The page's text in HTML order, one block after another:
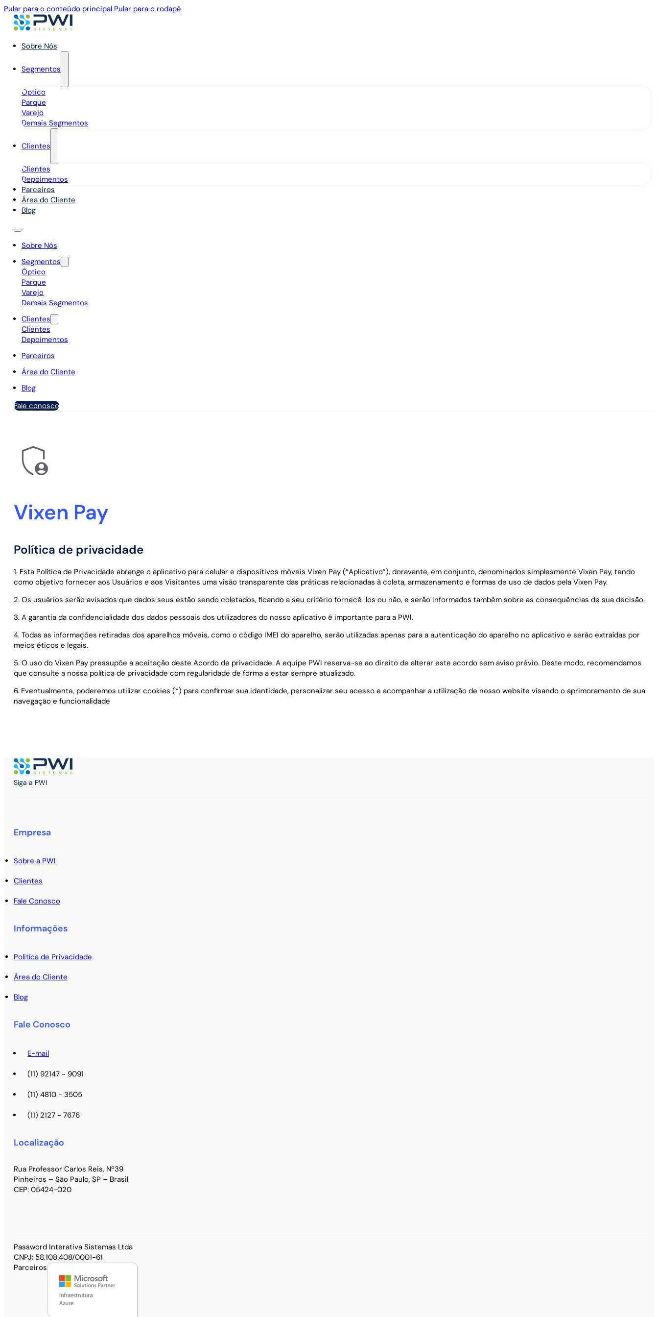
Pular para o conteúdo principal Pular para o rodapé
Sobre Nós
Segmentos
Óptico
Parque
Varejo
Demais Segmentos
Clientes
Clientes
Depoimentos
Parceiros
Área do Cliente
Blog
Sobre Nós
Segmentos
Óptico
Parque
Varejo
Demais Segmentos
Clientes
Clientes
Depoimentos
Parceiros
Área do Cliente
Blog
Fale conosco
Vixen Pay
Política de privacidade
1. Esta Política de Privacidade abrange o aplicativo para celular e dispositivos móveis Vixen Pay (“Aplicativo”), doravante, em conjunto, denominados simplesmente Vixen Pay, tendo
como objetivo fornecer aos Usuários e aos Visitantes uma visão transparente das práticas relacionadas à coleta, armazenamento e formas de uso de dados pela Vixen Pay.
2. Os usuários serão avisados que dados seus estão sendo coletados, ficando a seu critério fornecê-los ou não, e serão informados também sobre as consequências de sua decisão.
3. A garantia da confidencialidade dos dados pessoais dos utilizadores do nosso aplicativo é importante para a PWI.
4. Todas as informações retiradas dos aparelhos móveis, como o código IMEI do aparelho, serão utilizadas apenas para a autenticação do aparelho no aplicativo e serão extraídas por
meios éticos e legais.
5. O uso do Vixen Pay pressupõe a aceitação deste Acordo de privacidade. A equipe PWI reserva-se ao direito de alterar este acordo sem aviso prévio. Deste modo, recomendamos
que consulte a nossa política de privacidade com regularidade de forma a estar sempre atualizado.
6. Eventualmente, poderemos utilizar cookies (*) para confirmar sua identidade, personalizar seu acesso e acompanhar a utilização de nosso website visando o aprimoramento de sua
navegação e funcionalidade
Siga a PWI
Empresa
Sobre a PWI
Clientes
Fale Conosco
Informações
Politíca de Privacidade
Área do Cliente
Blog
Fale Conosco
E-mail
(11) 92147 - 9091
(11) 4810 - 3505
(11) 2127 - 7676
Localização
Rua Professor Carlos Reis, Nº39
Pinheiros – São Paulo, SP – Brasil
CEP: 05424-020
Password Interativa Sistemas Ltda
CNPJ: 58.108.408/0001-61
Parceiros